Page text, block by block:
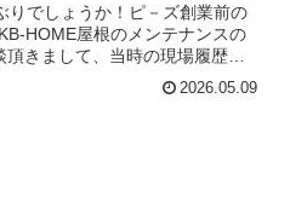
りでしょうか！ピ－ズ創業前の
HOME屋根のメンテナンスの
頂きまして、当時の現場履歴も
、先ずは現調させて頂きました
倉、確認申請に２年費やす（昔
2026.05.09